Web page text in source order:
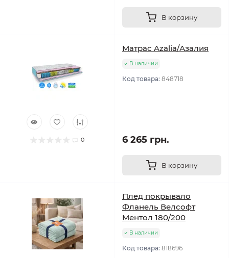
В корзину
0
Матрас Azalia/Азалия
В наличии
Код товара: 848718
6 265 грн.
В корзину
Плед покрывало
Фланель Велсофт
Ментол 180/200
В наличии
Код товара: 818696